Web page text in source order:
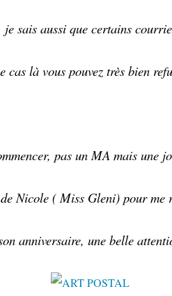
sais aussi que certains
cas là vous pouvez très bien
pas un MA mais une
Nicole ( Miss Gleni) pour me
anniversaire, une belle